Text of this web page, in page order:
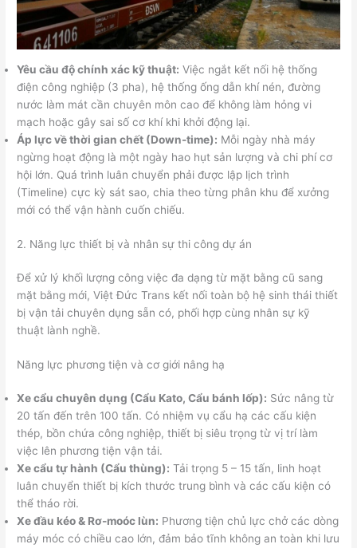
Yêu cầu độ chính xác kỹ thuật: Việc ngắt kết nối hệ thống
điện công nghiệp (3 pha), hệ thống ống dẫn khí nén, đường
nước làm mát cần chuyên môn cao để không làm hỏng vi
mạch hoặc gây sai số cơ khí khi khởi động lại.
Áp lực về thời gian chết (Down-time): Mỗi ngày nhà máy
ngừng hoạt động là một ngày hao hụt sản lượng và chi phí cơ
hội lớn. Quá trình luân chuyển phải được lập lịch trình
(Timeline) cực kỳ sát sao, chia theo từng phân khu để xưởng
mới có thể vận hành cuốn chiếu.
2. Năng lực thiết bị và nhân sự thi công dự án
Để xử lý khối lượng công việc đa dạng từ mặt bằng cũ sang
mặt bằng mới, Việt Đức Trans kết nối toàn bộ hệ sinh thái thiết
bị vận tải chuyên dụng sẵn có, phối hợp cùng nhân sự kỹ
thuật lành nghề.
Năng lực phương tiện và cơ giới nâng hạ
Xe cẩu chuyên dụng (Cẩu Kato, Cẩu bánh lốp): Sức nâng từ
20 tấn đến trên 100 tấn. Có nhiệm vụ cẩu hạ các cấu kiện
thép, bồn chứa công nghiệp, thiết bị siêu trọng từ vị trí làm
việc lên phương tiện vận tải.
Xe cẩu tự hành (Cẩu thùng): Tải trọng 5 – 15 tấn, linh hoạt
luân chuyển thiết bị kích thước trung bình và các cấu kiện có
thể tháo rời.
Xe đầu kéo & Rơ-moóc lùn: Phương tiện chủ lực chở các dòng
máy móc có chiều cao lớn, đảm bảo tĩnh không an toàn khi lưu